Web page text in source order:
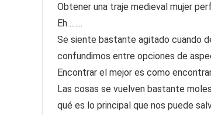
Obtener una traje medieval mujer
Eh……..
Se siente bastante agitado cuando
confundimos entre opciones de
Encontrar el mejor es como
Las cosas se vuelven bastante
qué es lo principal que nos puede